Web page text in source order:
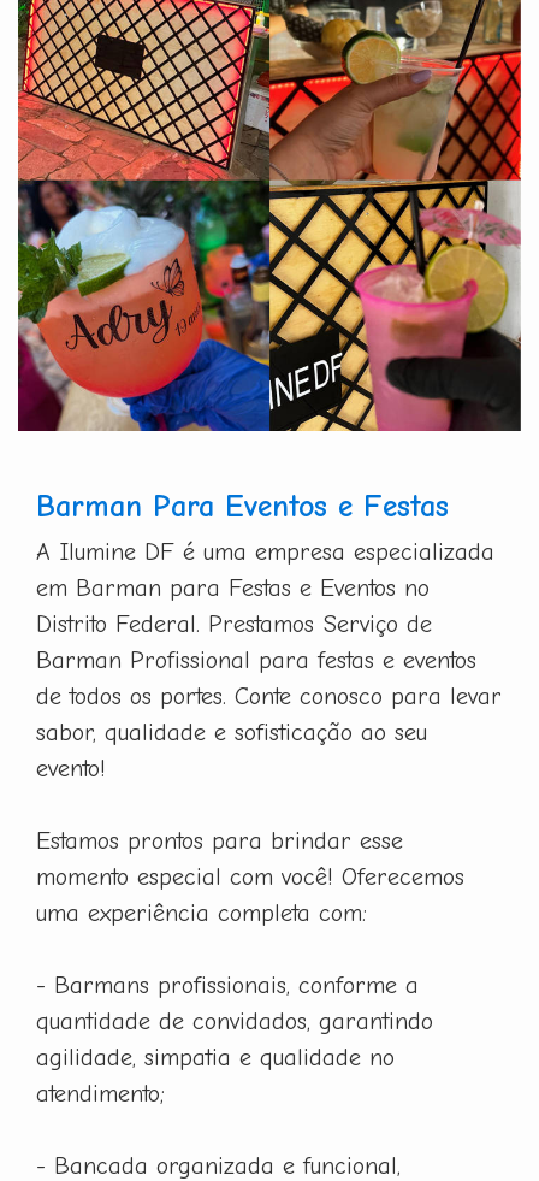
Barman Para Eventos e Festas
A Ilumine DF é uma empresa especializada
em Barman para Festas e Eventos no
Distrito Federal. Prestamos Serviço de
Barman Profissional para festas e eventos
de todos os portes. Conte conosco para levar
sabor, qualidade e sofisticação ao seu
evento!
Estamos prontos para brindar esse
momento especial com você! Oferecemos
uma experiência completa com:
- Barmans profissionais, conforme a
quantidade de convidados, garantindo
agilidade, simpatia e qualidade no
atendimento;
- Bancada organizada e funcional,